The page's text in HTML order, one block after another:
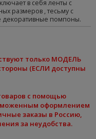
в себя ленты с
размеров , тесьму с
декоративные помпоны.
только МОДЕЛЬ
(ЕСЛИ доступны
с помощью
оформлением
заказы в Россию,
за неудобства.